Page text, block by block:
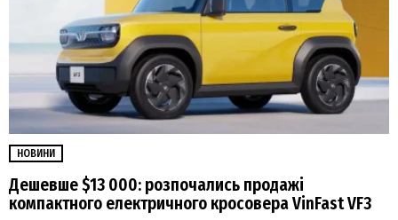
НОВИНИ
Дешевше $13 000: розпочались продажі
компактного електричного кросовера VinFast VF3